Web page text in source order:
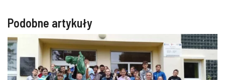
Podobne artykuły